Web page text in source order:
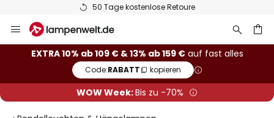
50 Tage kostenlose Retoure
Inhalt
springen
EXTRA 10% ab 109 € & 13% ab 159 €auf fast alles
Code:RABATT kopieren
WOW Week:Bis zu -70%